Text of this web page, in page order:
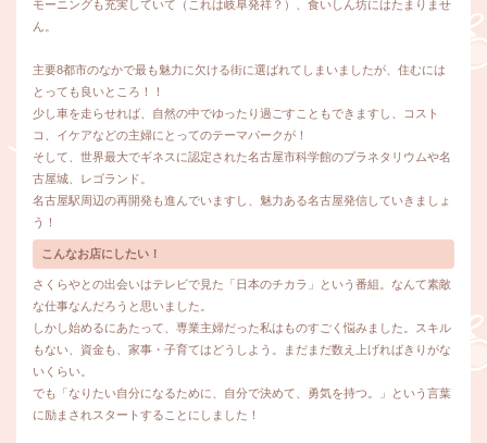
モーニングも充実していて（これは岐阜発祥？）、食いしん坊にはたまりませ
ん。
主要8都市のなかで最も魅力に欠ける街に選ばれてしまいましたが、住むには
とっても良いところ！！
少し車を走らせれば、自然の中でゆったり過ごすこともできますし、コスト
コ、イケアなどの主婦にとってのテーマパークが！
そして、世界最大でギネスに認定された名古屋市科学館のプラネタリウムや名
古屋城、レゴランド。
名古屋駅周辺の再開発も進んでいますし、魅力ある名古屋発信していきましょ
う！
こんなお店にしたい！
さくらやとの出会いはテレビで見た「日本のチカラ」という番組。なんて素敵
な仕事なんだろうと思いました。
しかし始めるにあたって、専業主婦だった私はものすごく悩みました。スキル
もない、資金も、家事・子育てはどうしよう。まだまだ数え上げればきりがな
いくらい。
でも「なりたい自分になるために、自分で決めて、勇気を持つ。」という言葉
に励まされスタートすることにしました！